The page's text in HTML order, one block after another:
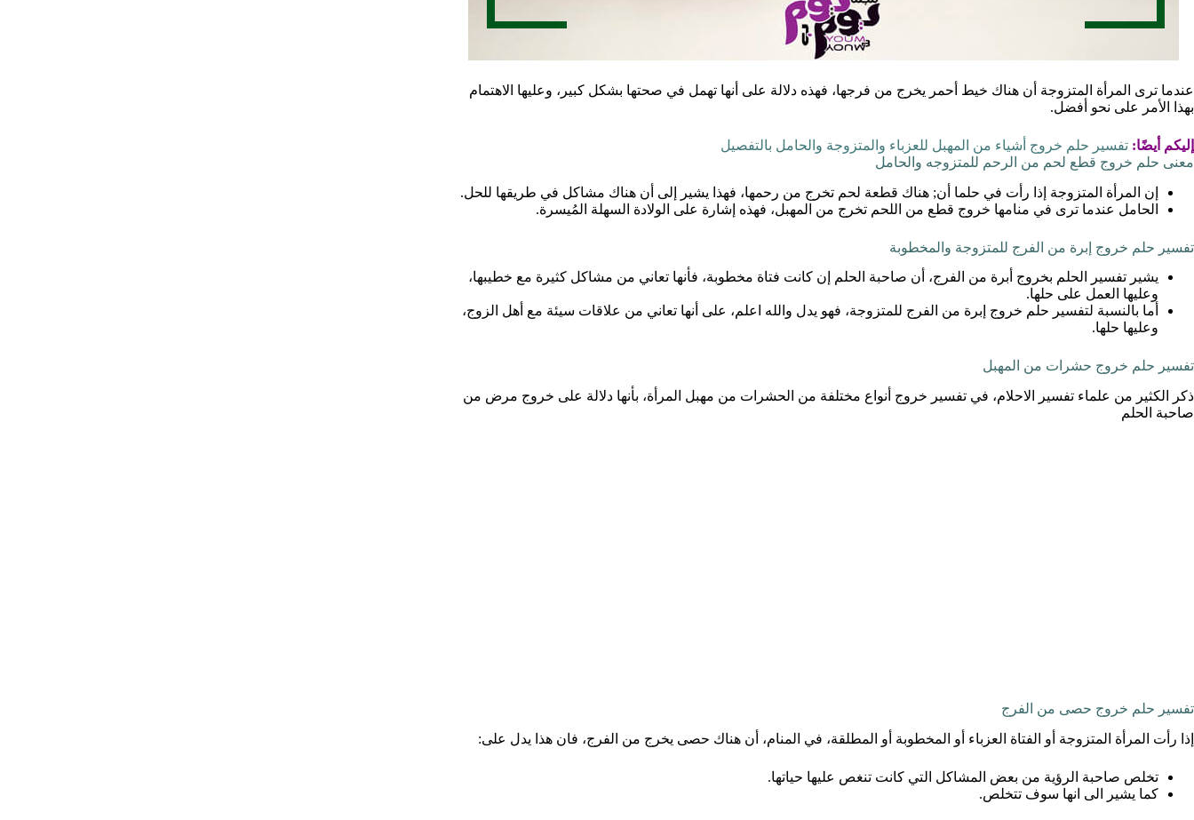
عندما ترى المرأة المتزوجة أن هناك خيط أحمر يخرج من فرجها، فهذه دلالة على أنها تهمل في صحتها بشكل كبير، وعليها الاهتمام
بهذا الأمر على نحو أفضل.
إليكم أيضًا: تفسير حلم خروج أشياء من المهبل للعزباء والمتزوجة والحامل بالتفصيل
معنى حلم خروج قطع لحم من الرحم للمتزوجه والحامل
إن المرأة المتزوجة إذا رأت في حلما أن; هناك قطعة لحم تخرج من رحمها، فهذا يشير إلى أن هناك مشاكل في طريقها للحل.
الحامل عندما ترى في منامها خروج قطع من اللحم تخرج من المهبل، فهذه إشارة على الولادة السهلة المُيسرة.
تفسير حلم خروج إبرة من الفرج للمتزوجة والمخطوبة
يشير تفسير الحلم بخروج أبرة من الفرج، أن صاحبة الحلم إن كانت فتاة مخطوبة، فأنها تعاني من مشاكل كثيرة مع خطيبها،
وعليها العمل على حلها.
أما بالنسبة لتفسير حلم خروج إبرة من الفرج للمتزوجة، فهو يدل والله اعلم، على أنها تعاني من علاقات سيئة مع أهل الزوج،
وعليها حلها.
تفسير حلم خروج حشرات من المهبل
ذكر الكثير من علماء تفسير الاحلام، في تفسير خروج أنواع مختلفة من الحشرات من مهبل المرأة، بأنها دلالة على خروج مرض من
صاحبة الحلم
تفسير حلم خروج حصى من الفرج
إذا رأت المرأة المتزوجة أو الفتاة العزباء أو المخطوبة أو المطلقة، في المنام، أن هناك حصى يخرج من الفرج، فان هذا يدل على:
تخلص صاحبة الرؤية من بعض المشاكل التي كانت تنغص عليها حياتها.
كما يشير الى انها سوف تتخلص.